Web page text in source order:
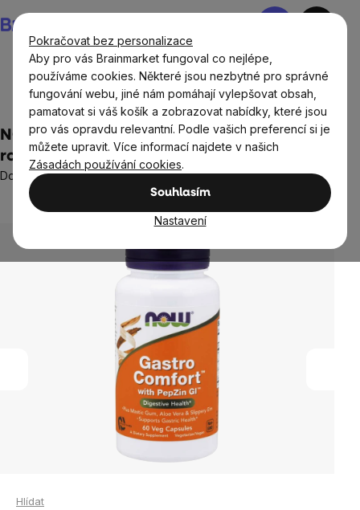
Pokračovat bez personalizace
Aby pro vás Brainmarket fungoval co nejlépe,
používáme cookies. Některé jsou nezbytné pro správné
fungování webu, jiné nám pomáhají vylepšovat obsah,
pamatovat si váš košík a zobrazovat nabídky, které jsou
pro vás opravdu relevantní. Podle vašich preferencí si je
můžete upravit. Více informací najdete v našich
Zásadách používání cookies.
Souhlasím
Nastavení
na
obsah
Nákupní
Cíle Trávení
NOW Gastro Comfort s PepZin GI, 60
rostlinných kapslí
Doplněk stravy
Průměrné
produktu
Hlídat